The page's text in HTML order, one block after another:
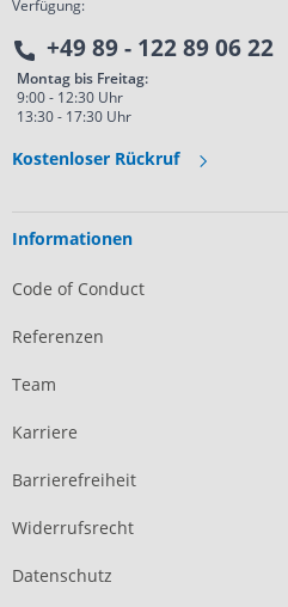
Verfügung:
+49 89 - 122 89 06 22
Montag bis Freitag:
9:00 - 12:30 Uhr
13:30 - 17:30 Uhr
Kostenloser Rückruf
Informationen
Code of Conduct
Referenzen
Team
Karriere
Barrierefreiheit
Widerrufsrecht
Datenschutz